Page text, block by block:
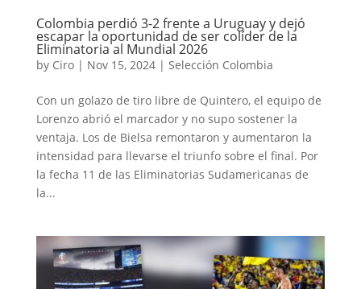
Colombia perdió 3-2 frente a Uruguay y dejó
escapar la oportunidad de ser colíder de la
Eliminatoria al Mundial 2026
by Ciro| Nov 15, 2024| Selección Colombia
Con un golazo de tiro libre de Quintero, el equipo de
Lorenzo abrió el marcador y no supo sostener la
ventaja. Los de Bielsa remontaron y aumentaron la
intensidad para llevarse el triunfo sobre el final. Por
la fecha 11 de las Eliminatorias Sudamericanas de
la...